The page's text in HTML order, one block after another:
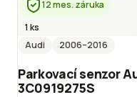
12 mes. záruka
1 ks
Audi
2006–2016
Parkovací senzor
3C0919275S